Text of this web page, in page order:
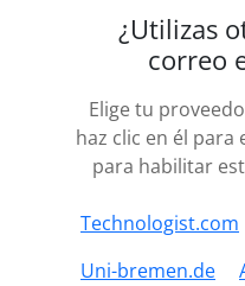
¿Utilizas
correo
Elige tu
haz clic en él
para habilitar
Technologist.com
Uni-bremen.de